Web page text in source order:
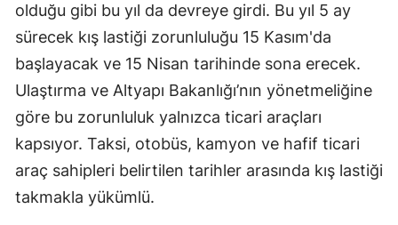
olduğu gibi bu yıl da devreye girdi. Bu yıl 5 ay
sürecek kış lastiği zorunluluğu 15 Kasım'da
başlayacak ve 15 Nisan tarihinde sona erecek.
Ulaştırma ve Altyapı Bakanlığı’nın yönetmeliğine
göre bu zorunluluk yalnızca ticari araçları
kapsıyor. Taksi, otobüs, kamyon ve hafif ticari
araç sahipleri belirtilen tarihler arasında kış lastiği
takmakla yükümlü.